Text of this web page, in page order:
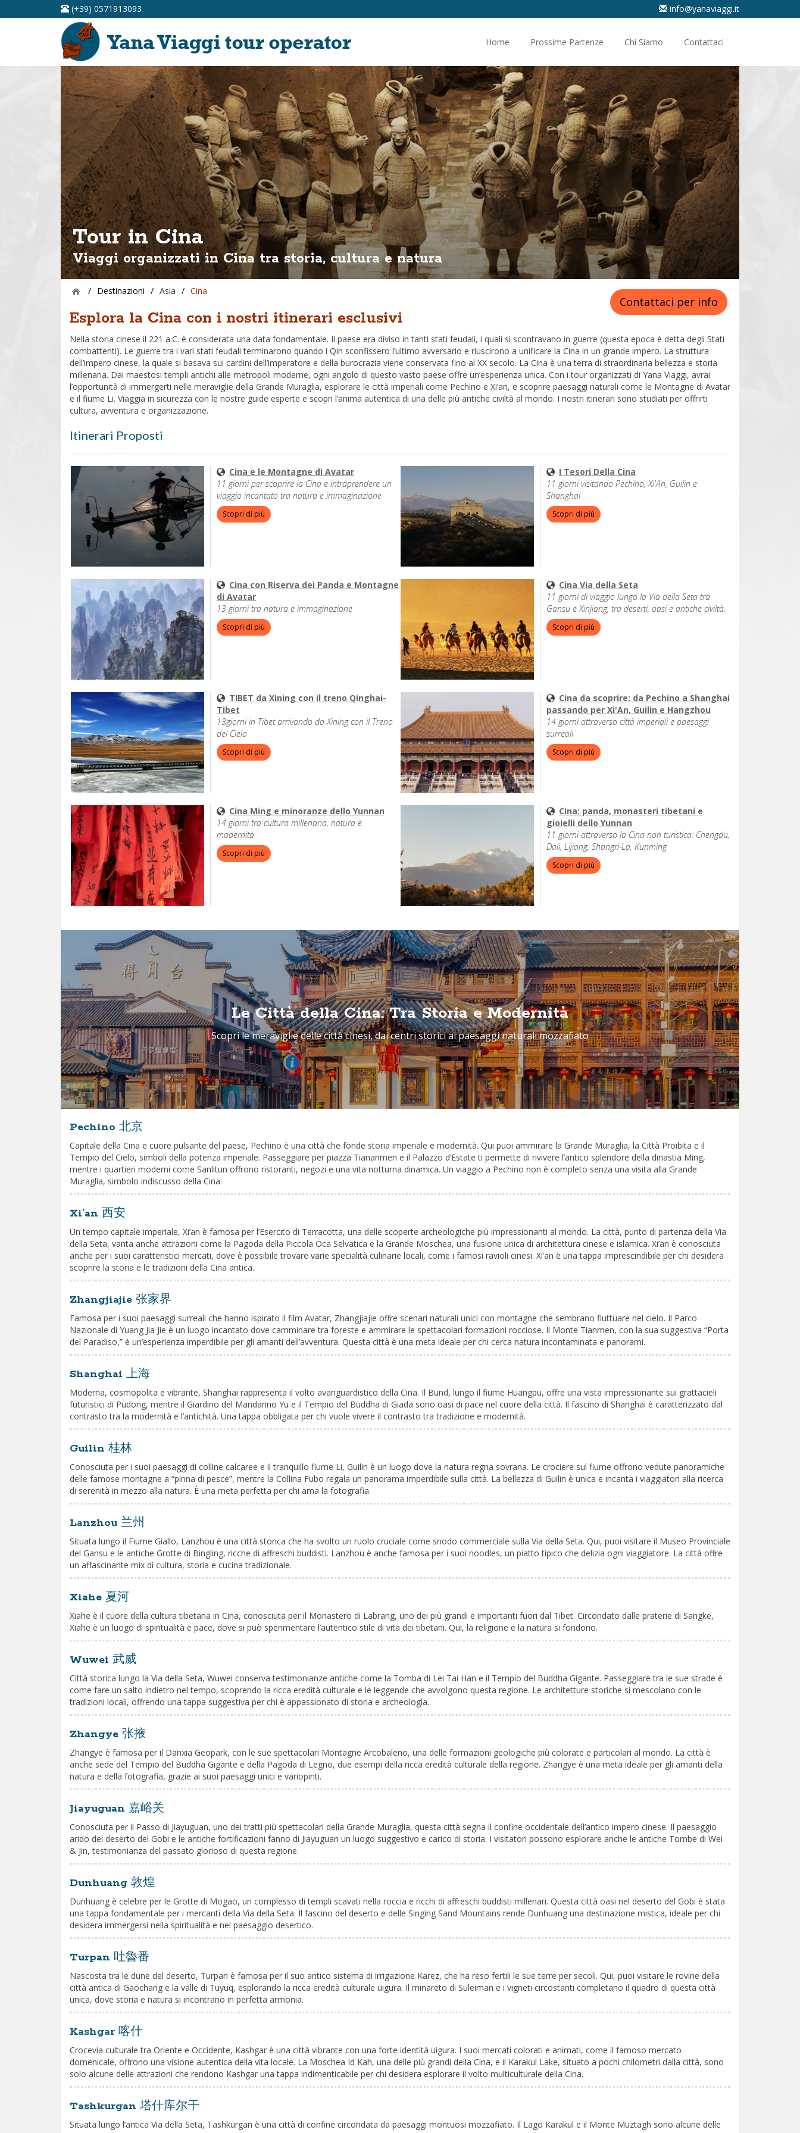
(+39) 0571913093 info@yanaviaggi.it
Home Prossime Partenze Chi Siamo Contattaci
Tour in Cina
Viaggi organizzati in Cina tra storia, cultura e natura
/ Destinazioni / Asia / Cina
Esplora la Cina con i nostri itinerari esclusivi
Nella storia cinese il 221 a.C. è considerata una data fondamentale. Il paese era diviso in tanti stati feudali, i quali si scontravano in guerre (questa epoca è detta degli Stati
combattenti). Le guerre tra i vari stati feudali terminarono quando i Qin sconfissero l’ultimo avversario e riuscirono a unificare la Cina in un grande impero. La struttura
dell’impero cinese, la quale si basava sui cardini dell’imperatore e della burocrazia viene conservata fino al XX secolo. La Cina è una terra di straordinaria bellezza e storia
millenaria. Dai maestosi templi antichi alle metropoli moderne, ogni angolo di questo vasto paese offre un’esperienza unica. Con i tour organizzati di Yana Viaggi, avrai
l’opportunità di immergerti nelle meraviglie della Grande Muraglia, esplorare le città imperiali come Pechino e Xi’an, e scoprire paesaggi naturali come le Montagne di Avatar
e il fiume Li. Viaggia in sicurezza con le nostre guide esperte e scopri l’anima autentica di una delle più antiche civiltà al mondo. I nostri itinerari sono studiati per offrirti
cultura, avventura e organizzazione.
Itinerari Proposti
Cina e le Montagne di Avatar
11 giorni per scoprire la Cina e intraprendere un
viaggio incantato tra natura e immaginazione
Scopri di più
I Tesori Della Cina
11 giorni visitando Pechino, Xi'An, Guilin e
Shanghai
Scopri di più
Cina con Riserva dei Panda e Montagne
di Avatar
13 giorni tra natura e immaginazione
Scopri di più
Cina Via della Seta
11 giorni di viaggio lungo la Via della Seta tra
Gansu e Xinjiang, tra deserti, oasi e antiche civiltà.
Scopri di più
TIBET da Xining con il treno Qinghai-
Tibet
13giorni in Tibet arrivando da Xining con il Treno
del Cielo
Scopri di più
Cina da scoprire: da Pechino a Shanghai
passando per Xi'An, Guilin e Hangzhou
14 giorni attraverso città imperiali e paesaggi
surreali
Scopri di più
Cina Ming e minoranze dello Yunnan
14 giorni tra cultura millenaria, natura e
modernità
Scopri di più
Cina: panda, monasteri tibetani e
gioielli dello Yunnan
11 giorni attraverso la Cina non turistica: Chengdu,
Dali, Lijiang, Shangri-La, Kunming
Scopri di più
Contattaci per info
Le Città della Cina: Tra Storia e Modernità
Scopri le meraviglie delle città cinesi, dai centri storici ai paesaggi naturali mozzafiato
Pechino 北京
Capitale della Cina e cuore pulsante del paese, Pechino è una città che fonde storia imperiale e modernità. Qui puoi ammirare la Grande Muraglia, la Città Proibita e il
Tempio del Cielo, simboli della potenza imperiale. Passeggiare per piazza Tiananmen e il Palazzo d’Estate ti permette di rivivere l’antico splendore della dinastia Ming,
mentre i quartieri moderni come Sanlitun offrono ristoranti, negozi e una vita notturna dinamica. Un viaggio a Pechino non è completo senza una visita alla Grande
Muraglia, simbolo indiscusso della Cina.
Xi’an 西安
Un tempo capitale imperiale, Xi’an è famosa per l’Esercito di Terracotta, una delle scoperte archeologiche più impressionanti al mondo. La città, punto di partenza della Via
della Seta, vanta anche attrazioni come la Pagoda della Piccola Oca Selvatica e la Grande Moschea, una fusione unica di architettura cinese e islamica. Xi’an è conosciuta
anche per i suoi caratteristici mercati, dove è possibile trovare varie specialità culinarie locali, come i famosi ravioli cinesi. Xi’an è una tappa imprescindibile per chi desidera
scoprire la storia e le tradizioni della Cina antica.
Zhangjiajie 张家界
Famosa per i suoi paesaggi surreali che hanno ispirato il film Avatar, Zhangjiajie offre scenari naturali unici con montagne che sembrano fluttuare nel cielo. Il Parco
Nazionale di Yuang Jia Jie è un luogo incantato dove camminare tra foreste e ammirare le spettacolari formazioni rocciose. Il Monte Tianmen, con la sua suggestiva “Porta
del Paradiso,” è un’esperienza imperdibile per gli amanti dell’avventura. Questa città è una meta ideale per chi cerca natura incontaminata e panorami.
Shanghai 上海
Moderna, cosmopolita e vibrante, Shanghai rappresenta il volto avanguardistico della Cina. Il Bund, lungo il fiume Huangpu, offre una vista impressionante sui grattacieli
futuristici di Pudong, mentre il Giardino del Mandarino Yu e il Tempio del Buddha di Giada sono oasi di pace nel cuore della città. Il fascino di Shanghai è caratterizzato dal
contrasto tra la modernità e l’antichità. Una tappa obbligata per chi vuole vivere il contrasto tra tradizione e modernità.
Guilin 桂林
Conosciuta per i suoi paesaggi di colline calcaree e il tranquillo fiume Li, Guilin è un luogo dove la natura regna sovrana. Le crociere sul fiume offrono vedute panoramiche
delle famose montagne a “pinna di pesce”, mentre la Collina Fubo regala un panorama imperdibile sulla città. La bellezza di Guilin è unica e incanta i viaggiatori alla ricerca
di serenità in mezzo alla natura. È una meta perfetta per chi ama la fotografia.
Lanzhou 兰州
Situata lungo il Fiume Giallo, Lanzhou è una città storica che ha svolto un ruolo cruciale come snodo commerciale sulla Via della Seta. Qui, puoi visitare il Museo Provinciale
del Gansu e le antiche Grotte di Bingling, ricche di affreschi buddisti. Lanzhou è anche famosa per i suoi noodles, un piatto tipico che delizia ogni viaggiatore. La città offre
un affascinante mix di cultura, storia e cucina tradizionale.
Xiahe 夏河
Xiahe è il cuore della cultura tibetana in Cina, conosciuta per il Monastero di Labrang, uno dei più grandi e importanti fuori dal Tibet. Circondato dalle praterie di Sangke,
Xiahe è un luogo di spiritualità e pace, dove si può sperimentare l’autentico stile di vita dei tibetani. Qui, la religione e la natura si fondono.
Wuwei 武威
Città storica lungo la Via della Seta, Wuwei conserva testimonianze antiche come la Tomba di Lei Tai Han e il Tempio del Buddha Gigante. Passeggiare tra le sue strade è
come fare un salto indietro nel tempo, scoprendo la ricca eredità culturale e le leggende che avvolgono questa regione. Le architetture storiche si mescolano con le
tradizioni locali, offrendo una tappa suggestiva per chi è appassionato di storia e archeologia.
Zhangye 张掖
Zhangye è famosa per il Danxia Geopark, con le sue spettacolari Montagne Arcobaleno, una delle formazioni geologiche più colorate e particolari al mondo. La città è
anche sede del Tempio del Buddha Gigante e della Pagoda di Legno, due esempi della ricca eredità culturale della regione. Zhangye è una meta ideale per gli amanti della
natura e della fotografia, grazie ai suoi paesaggi unici e variopinti.
Jiayuguan 嘉峪关
Conosciuta per il Passo di Jiayuguan, uno dei tratti più spettacolari della Grande Muraglia, questa città segna il confine occidentale dell’antico impero cinese. Il paesaggio
arido del deserto del Gobi e le antiche fortificazioni fanno di Jiayuguan un luogo suggestivo e carico di storia. I visitatori possono esplorare anche le antiche Tombe di Wei
& Jin, testimonianza del passato glorioso di questa regione.
Dunhuang 敦煌
Dunhuang è celebre per le Grotte di Mogao, un complesso di templi scavati nella roccia e ricchi di affreschi buddisti millenari. Questa città oasi nel deserto del Gobi è stata
una tappa fondamentale per i mercanti della Via della Seta. Il fascino del deserto e delle Singing Sand Mountains rende Dunhuang una destinazione mistica, ideale per chi
desidera immergersi nella spiritualità e nel paesaggio desertico.
Turpan 吐魯番
Nascosta tra le dune del deserto, Turpan è famosa per il suo antico sistema di irrigazione Karez, che ha reso fertili le sue terre per secoli. Qui, puoi visitare le rovine della
città antica di Gaochang e la valle di Tuyuq, esplorando la ricca eredità culturale uigura. Il minareto di Suleiman e i vigneti circostanti completano il quadro di questa città
unica, dove storia e natura si incontrano in perfetta armonia.
Kashgar 喀什
Crocevia culturale tra Oriente e Occidente, Kashgar è una città vibrante con una forte identità uigura. I suoi mercati colorati e animati, come il famoso mercato
domenicale, offrono una visione autentica della vita locale. La Moschea Id Kah, una delle più grandi della Cina, e il Karakul Lake, situato a pochi chilometri dalla città, sono
solo alcune delle attrazioni che rendono Kashgar una tappa indimenticabile per chi desidera esplorare il volto multiculturale della Cina.
Tashkurgan 塔什库尔干
Situata lungo l’antica Via della Seta, Tashkurgan è una città di confine circondata da paesaggi montuosi mozzafiato. Il Lago Karakul e il Monte Muztagh sono alcune delle